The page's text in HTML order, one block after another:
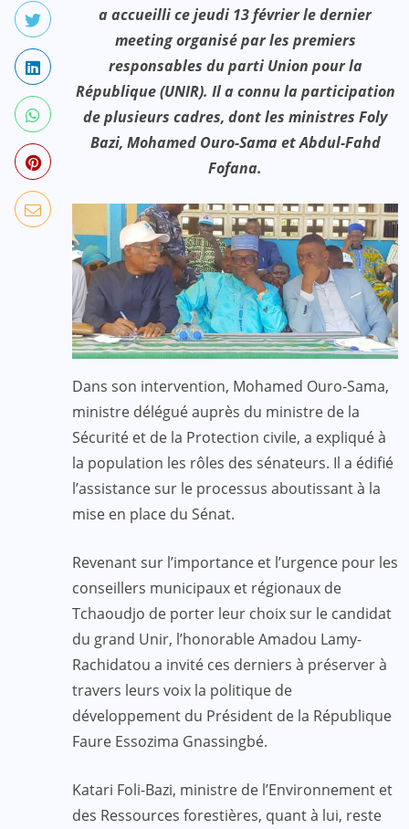
a accueilli ce jeudi 13 février le dernier
meeting organisé par les premiers
responsables du parti Union pour la
République (UNIR). Il a connu la participation
de plusieurs cadres, dont les ministres Foly
Bazi, Mohamed Ouro-Sama et Abdul-Fahd
Fofana.
Dans son intervention, Mohamed Ouro-Sama,
ministre délégué auprès du ministre de la
Sécurité et de la Protection civile, a expliqué à
la population les rôles des sénateurs. Il a édifié
l’assistance sur le processus aboutissant à la
mise en place du Sénat.
Revenant sur l’importance et l’urgence pour les
conseillers municipaux et régionaux de
Tchaoudjo de porter leur choix sur le candidat
du grand Unir, l’honorable Amadou Lamy-
Rachidatou a invité ces derniers à préserver à
travers leurs voix la politique de
développement du Président de la République
Faure Essozima Gnassingbé.
Katari Foli-Bazi, ministre de l’Environnement et
des Ressources forestières, quant à lui, reste